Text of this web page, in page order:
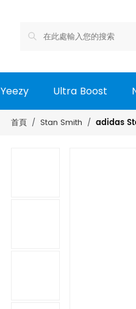
Yeezy Ultra Boost
首頁 Stan Smith adidas